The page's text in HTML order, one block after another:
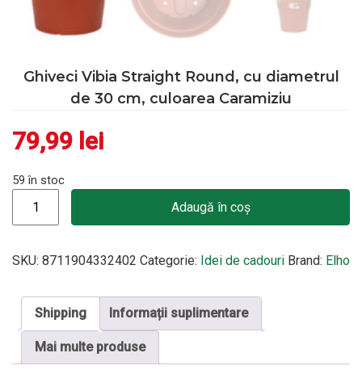
Ghiveci Vibia Straight Round, cu diametrul
de 30 cm, culoarea Caramiziu
79,99 lei
59 în stoc
Adaugă în coș
SKU: 8711904332402 Categorie: Idei de cadouri Brand: Elho
Shipping Informații suplimentare
Mai multe produse